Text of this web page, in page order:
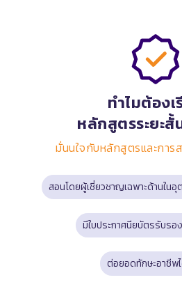
ทำไมต้องเ
หลักสูตรระยะสั้
มั่นนใจกับหลักสูตรและการ
สอนโดยผู้เชี่ยวชาญเฉพาะด้านใน
มีใบประกาศนียบัตรรับร
ต่อยอดทักษะอาชีพ